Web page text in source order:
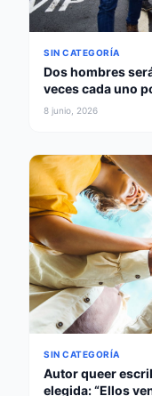
SIN CATEGORÍA
Dos hombres
veces cada uno
8 junio, 2026
SIN CATEGORÍA
Autor queer
elegida: “Ellos